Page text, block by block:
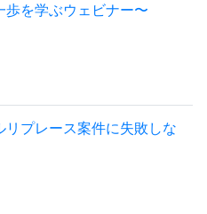
歩を学ぶウェビナー〜
リプレース案件に失敗しな